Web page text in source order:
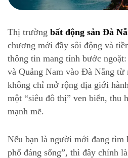
Thị trường bất động sản Đà
chương mới đầy sôi động và
thông tin mang tính bước
và Quảng Nam vào Đà Nẵng từ
không chỉ mở rộng địa giới
một “siêu đô thị” ven biển, thu
mạnh mẽ.
Nếu bạn là người mới đang tìm
phố đáng sống”, thì đây chính